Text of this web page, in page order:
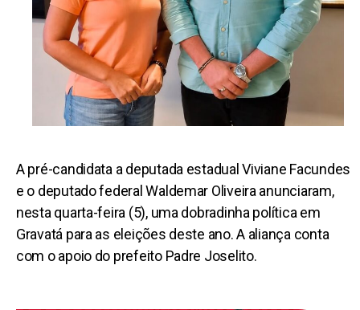
A pré-candidata a deputada estadual Viviane Facundes
e o deputado federal Waldemar Oliveira anunciaram,
nesta quarta-feira (5), uma dobradinha política em
Gravatá para as eleições deste ano. A aliança conta
com o apoio do prefeito Padre Joselito.